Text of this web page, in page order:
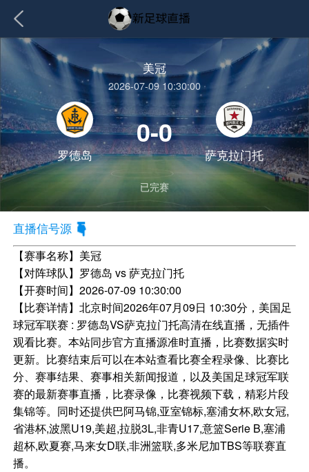
美冠
2026-07-09 10:30:00
罗德岛
0-0
萨克拉门托
已完赛
直播信号源
【赛事名称】 美冠
【对阵球队】 罗德岛 vs 萨克拉门托
【开赛时间】2026-07-09 10:30:00
【比赛详情】北京时间2026年07月09日 10:30分，美国足
球冠军联赛 : 罗德岛VS萨克拉门托高清在线直播，无插件
观看比赛。本站同步官方直播源准时直播，比赛数据实时
更新。比赛结束后可以在本站查看比赛全程录像、比赛比
分、赛事结果、赛事相关新闻报道，以及美国足球冠军联
赛的最新赛事直播，比赛录像，比赛视频下载，精彩片段
集锦等。同时还提供巴阿马锦,亚室锦标,塞浦女杯,欧女冠,
省港杯,波黑U19,美超,拉脱3L,非青U17,意篮Serie B,塞浦
超杯,欧夏赛,马来女D联,非洲篮联,多米尼加TBS等联赛直
播。